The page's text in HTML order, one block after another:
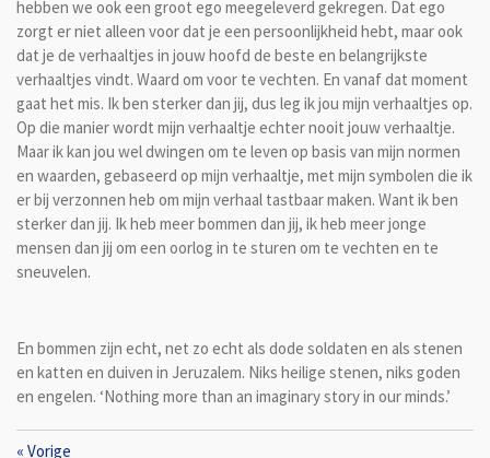
hebben we ook een groot ego meegeleverd gekregen. Dat ego
zorgt er niet alleen voor dat je een persoonlijkheid hebt, maar ook
dat je de verhaaltjes in jouw hoofd de beste en belangrijkste
verhaaltjes vindt. Waard om voor te vechten. En vanaf dat moment
gaat het mis. Ik ben sterker dan jij, dus leg ik jou mijn verhaaltjes op.
Op die manier wordt mijn verhaaltje echter nooit jouw verhaaltje.
Maar ik kan jou wel dwingen om te leven op basis van mijn normen
en waarden, gebaseerd op mijn verhaaltje, met mijn symbolen die ik
er bij verzonnen heb om mijn verhaal tastbaar maken. Want ik ben
sterker dan jij. Ik heb meer bommen dan jij, ik heb meer jonge
mensen dan jij om een oorlog in te sturen om te vechten en te
sneuvelen.
En bommen zijn echt, net zo echt als dode soldaten en als stenen
en katten en duiven in Jeruzalem. Niks heilige stenen, niks goden
en engelen. ‘Nothing more than an imaginary story in our minds.’
« Vorige